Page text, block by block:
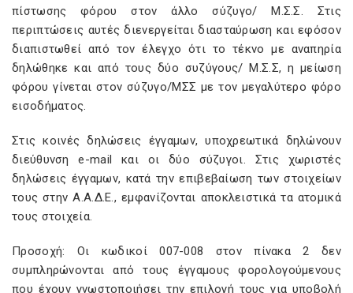
πίστωσης φόρου στον άλλο σύζυγο/ Μ.Σ.Σ. Στις
περιπτώσεις αυτές διενεργείται διασταύρωση και εφόσον
διαπιστωθεί από τον έλεγχο ότι το τέκνο με αναπηρία
δηλώθηκε και από τους δύο συζύγους/ Μ.Σ.Σ, η μείωση
φόρου γίνεται στον σύζυγο/ΜΣΣ με τον μεγαλύτερο φόρο
εισοδήματος.
Στις κοινές δηλώσεις έγγαμων, υποχρεωτικά δηλώνουν
διεύθυνση e-mail και οι δύο σύζυγοι. Στις χωριστές
δηλώσεις έγγαμων, κατά την επιβεβαίωση των στοιχείων
τους στην Α.Α.Δ.Ε., εμφανίζονται αποκλειστικά τα ατομικά
τους στοιχεία.
Προσοχή: Οι κωδικοί 007-008 στον πίνακα 2 δεν
συμπληρώνονται από τους έγγαμους φορολογούμενους
που έχουν γνωστοποιήσει την επιλογή τους για υποβολή